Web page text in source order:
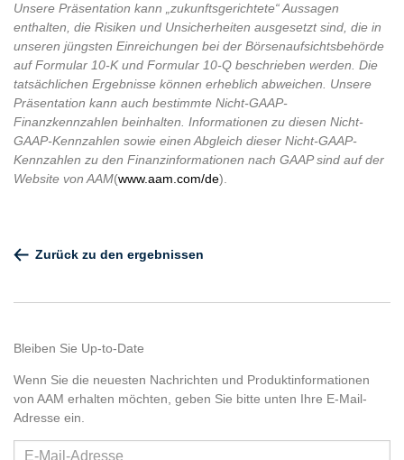
Unsere Präsentation kann „zukunftsgerichtete“ Aussagen
enthalten, die Risiken und Unsicherheiten ausgesetzt sind, die in
unseren jüngsten Einreichungen bei der Börsenaufsichtsbehörde
auf Formular 10-K und Formular 10-Q beschrieben werden. Die
tatsächlichen Ergebnisse können erheblich abweichen. Unsere
Präsentation kann auch bestimmte Nicht-GAAP-
Finanzkennzahlen beinhalten. Informationen zu diesen Nicht-
GAAP-Kennzahlen sowie einen Abgleich dieser Nicht-GAAP-
Kennzahlen zu den Finanzinformationen nach GAAP sind auf der
Website von AAM(www.aam.com/de).
Zurück zu den ergebnissen
Bleiben Sie Up-to-Date
Wenn Sie die neuesten Nachrichten und Produktinformationen
von AAM erhalten möchten, geben Sie bitte unten Ihre E-Mail-
Adresse ein.